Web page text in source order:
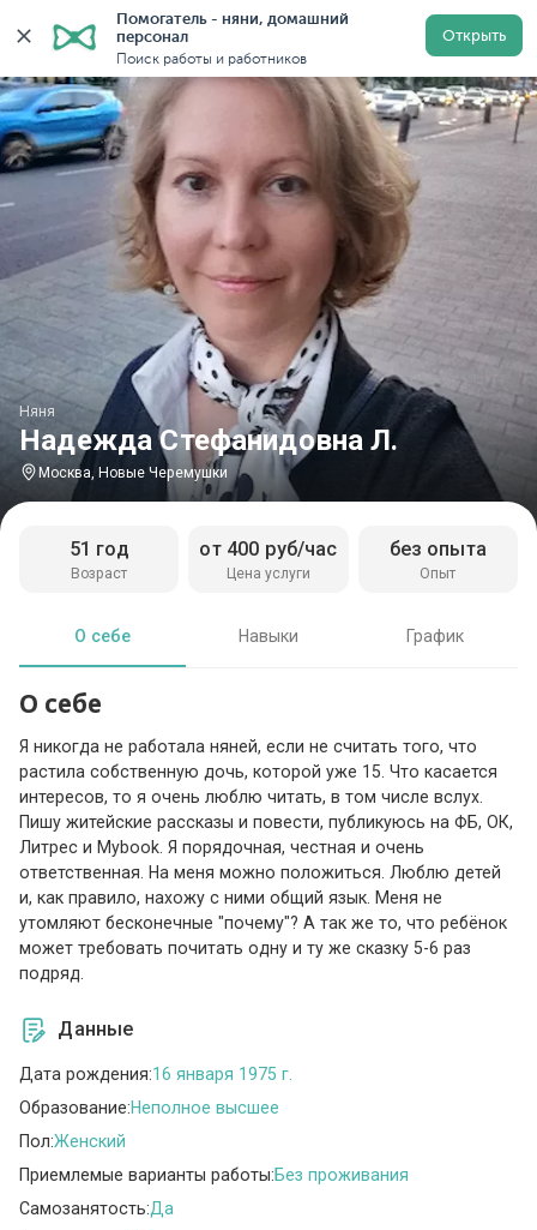
Помогатель - няни, домашний
персонал
Поиск работы и работников
Открыть
Главная Няни Няни в Москве Няни у метро
Надежда Стефанидовна Л.
Няня
Москва, Новые Черемушки
Возраст
51 год
Цена услуги
от 400 руб/час
Опыт
без опыта
О себе Навыки График
О себе
Я никогда не работала няней, если не считать того, что
растила собственную дочь, которой уже 15. Что касается
интересов, то я очень люблю читать, в том числе вслух.
Пишу житейские рассказы и повести, публикуюсь на ФБ, ОК,
Литрес и Mybook. Я порядочная, честная и очень
ответственная. На меня можно положиться. Люблю детей
и, как правило, нахожу с ними общий язык. Меня не
утомляют бесконечные "почему"? А так же то, что ребёнок
может требовать почитать одну и ту же сказку 5-6 раз
подряд.
Данные
Дата рождения:16 января 1975 г.
Образование:Неполное высшее
Пол:Женский
Приемлемые варианты работы:Без проживания
Самозанятость:Да